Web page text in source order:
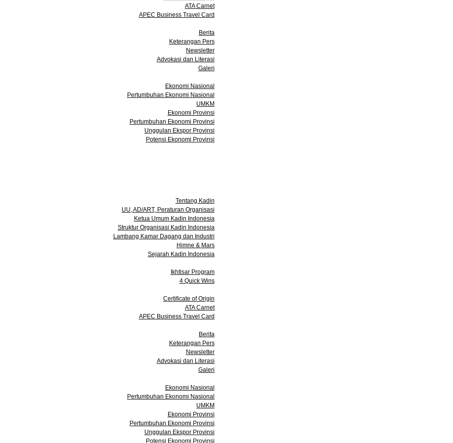
ATA Carnet
APEC Business Travel Card
Berita
Keterangan Pers
Newsletter
Advokasi dan Literasi
Galeri
Ekonomi Nasional
Pertumbuhan Ekonomi Nasional
UMKM
Ekonomi Provinsi
Pertumbuhan Ekonomi Provinsi
Unggulan Ekspor Provinsi
Potensi Ekonomi Provinsi
Tentang Kadin
UU, AD/ART, Peraturan Organisasi
Ketua Umum Kadin Indonesia
Struktur Organisasi Kadin Indonesia
Lambang Kamar Dagang dan Industri
Himne & Mars
Sejarah Kadin Indonesia
Ikhtisar Program
4 Quick Wins
Certificate of Origin
ATA Carnet
APEC Business Travel Card
Berita
Keterangan Pers
Newsletter
Advokasi dan Literasi
Galeri
Ekonomi Nasional
Pertumbuhan Ekonomi Nasional
UMKM
Ekonomi Provinsi
Pertumbuhan Ekonomi Provinsi
Unggulan Ekspor Provinsi
Potensi Ekonomi Provinsi